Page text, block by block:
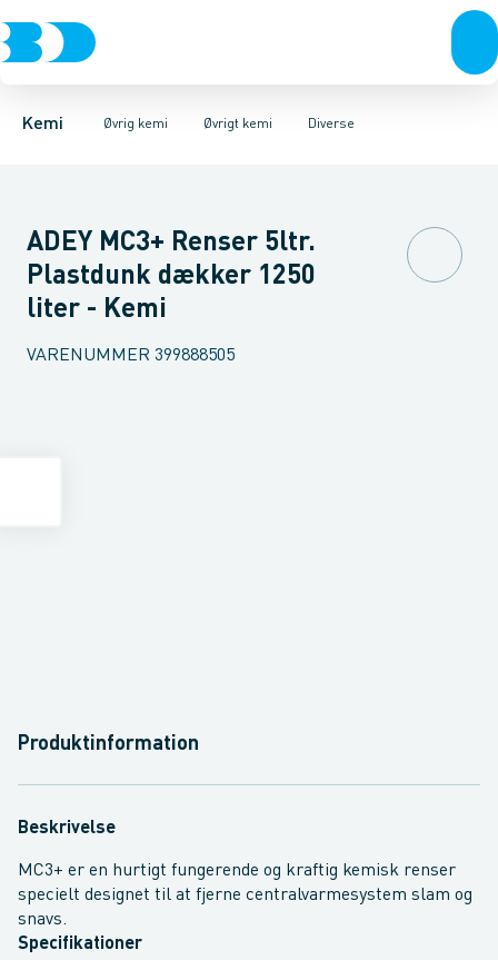
Kemi Øvrig kemi
FugemassePakkegrej Beton & mørtel LimOlie & smøremidler
Øvrigt kemi
Opbevaring af kemi Luftarter Ventiler & Manometre
Diverse
FrostspraySkadedyrs bekæmpelse Diverse
ADEY MC3+ Renser 5ltr.
Plastdunk dækker 1250
liter - Kemi
VARENUMMER 399888505
Produktinformation
Beskrivelse
MC3+ er en hurtigt fungerende og kraftig kemisk renser
specielt designet til at fjerne centralvarmesystem slam og
snavs.
Specifikationer